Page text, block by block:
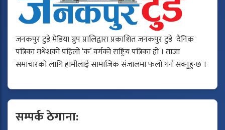
जनकपुर टुडे मेडिया ग्रुप प्रालिद्वारा प्रकाशित जनकपुर टुडे दैनिक
पत्रिका मधेशको पहिलो ‘क’ वर्गको राष्ट्रिय पत्रिका हो । ताजा
समाचारको लागि हामीलाई सामाजिक संजालमा फलो गर्न सक्नुहुन्छ ।
सम्पर्क ठेगाना: